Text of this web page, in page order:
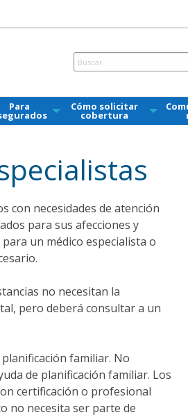
Para Cómo solicitar
cobertura
con necesidades de atención
para sus afecciones y
un médico especialista o
no necesitan la
pero deberá consultar a un
familiar. No
de planificación familiar. Los
certificación o profesional
no necesita ser parte de